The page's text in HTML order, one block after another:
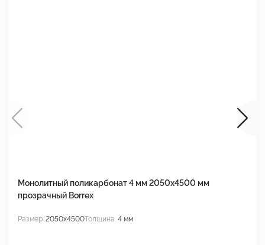
Монолитный поликарбонат 4 мм 2050х4500 мм
прозрачный Borrex
Размер 2050x4500Толщина 4 мм